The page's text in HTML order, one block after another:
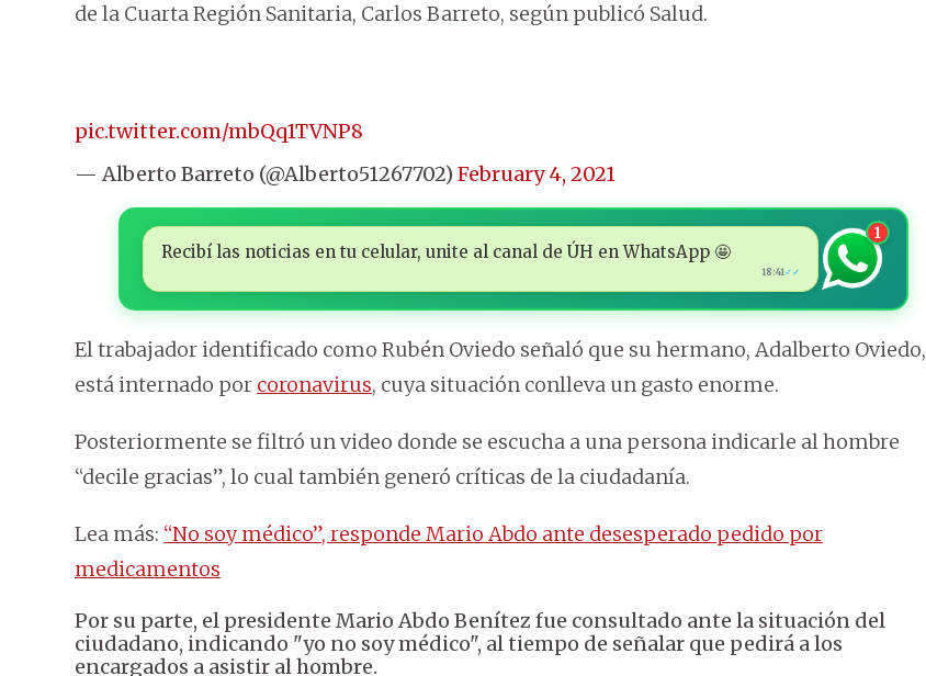
de la Cuarta Región Sanitaria, Carlos Barreto, según publicó Salud.
pic.twitter.com/mbQq1TVNP8
— Alberto Barreto (@Alberto51267702) February 4, 2021
Recibí las noticias en tu celular, unite al canal de ÚH en WhatsApp 🤩
18:41✓✓
1
El trabajador identificado como Rubén Oviedo señaló que su hermano, Adalberto Oviedo,
está internado por coronavirus, cuya situación conlleva un gasto enorme.
Posteriormente se filtró un video donde se escucha a una persona indicarle al hombre
“decile gracias”, lo cual también generó críticas de la ciudadanía.
Lea más: “No soy médico”, responde Mario Abdo ante desesperado pedido por
medicamentos
Por su parte, el presidente Mario Abdo Benítez fue consultado ante la situación del
ciudadano, indicando "yo no soy médico", al tiempo de señalar que pedirá a los
encargados a asistir al hombre.